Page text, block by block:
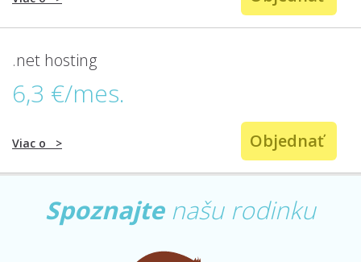
.net hosting
6,3 €/mes.
Objednať
Viac o >
Spoznajtenašu rodinku